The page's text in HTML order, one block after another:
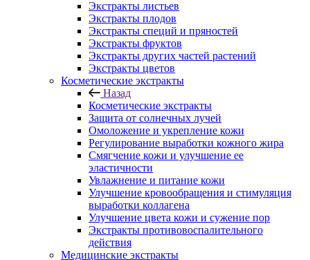
Экстракты листьев
Экстракты плодов
Экстракты специй и пряностей
Экстракты фруктов
Экстракты других частей растений
Экстракты цветов
Косметические экстракты
Назад
Косметические экстракты
Защита от солнечных лучей
Омоложение и укрепление кожи
Регулирование выработки кожного жира
Смягчение кожи и улучшение ее
эластичности
Увлажнение и питание кожи
Улучшение кровообращения и стимуляция
выработки коллагена
Улучшение цвета кожи и сужение пор
Экстракты противовоспалительного
действия
Медицинские экстракты